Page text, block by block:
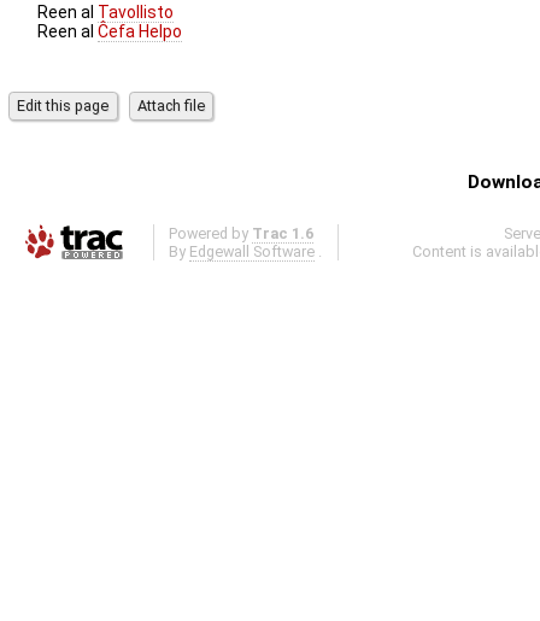
Reen al Tavollisto
Reen al Ĉefa Helpo
Powered by Trac 1.6
By Edgewall Software
Content is